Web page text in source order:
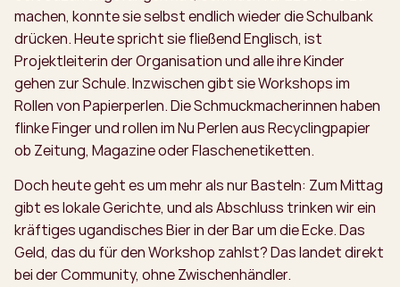
machen, konnte sie selbst endlich wieder die Schulbank
drücken. Heute spricht sie fließend Englisch, ist
Projektleiterin der Organisation und alle ihre Kinder
gehen zur Schule. Inzwischen gibt sie Workshops im
Rollen von Papierperlen. Die Schmuckmacherinnen haben
flinke Finger und rollen im Nu Perlen aus Recyclingpapier
ob Zeitung, Magazine oder Flaschenetiketten.
Doch heute geht es um mehr als nur Basteln: Zum Mittag
gibt es lokale Gerichte, und als Abschluss trinken wir ein
kräftiges ugandisches Bier in der Bar um die Ecke. Das
Geld, das du für den Workshop zahlst? Das landet direkt
bei der Community, ohne Zwischenhändler.